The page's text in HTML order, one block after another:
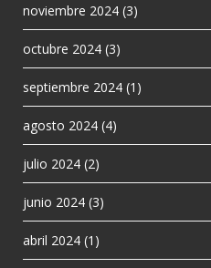
noviembre 2024 (3)
octubre 2024 (3)
septiembre 2024 (1)
agosto 2024 (4)
julio 2024 (2)
junio 2024 (3)
abril 2024 (1)